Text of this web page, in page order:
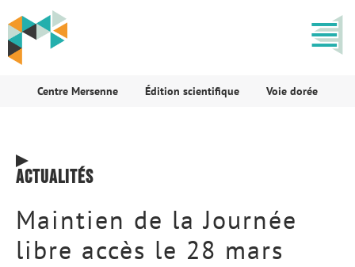
Centre Mersenne Édition scientifique Voie dorée
Actualités
Maintien de la Journée
libre accès le 28 mars